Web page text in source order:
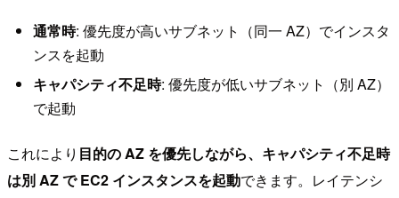
通常時: 優先度が高いサブネット（同一 AZ）でインスタ
ンスを起動
キャパシティ不足時: 優先度が低いサブネット（別 AZ）
で起動
これにより 目的の AZ を優先しながら、キャパシティ不足時
は別 AZ で EC2 インスタンスを起動できます。レイテンシ